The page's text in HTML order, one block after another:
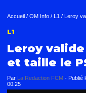
Accueil / OM Info / L1 / Leroy
L1
Leroy
et taille le
Par La Redaction FCM - Publié
00:25